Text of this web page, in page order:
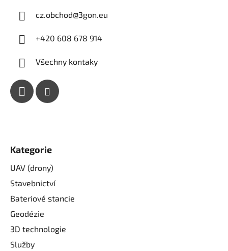
cz.obchod@3gon.eu
+420 608 678 914
Všechny kontaky
Kategorie
UAV (drony)
Stavebnictví
Bateriové stancie
Geodézie
3D technologie
Služby